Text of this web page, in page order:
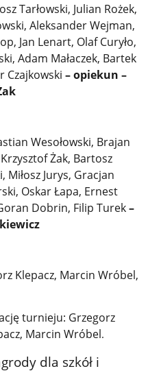
Tarłowski, Julian Rożek,
Aleksander Wejman,
Jan Lenart, Olaf Curyło,
Adam Małaczek, Bartek
Czajkowski – opiekun –
Wesołowski, Brajan
Żak, Bartosz
Jurys, Gracjan
Oskar Łapa, Ernest
Dobrin, Filip Turek–
Klepacz, Marcin Wróbel,
turnieju: Grzegorz
Marcin Wróbel.
dla szkół i